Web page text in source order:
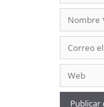
Nombre
electrónico